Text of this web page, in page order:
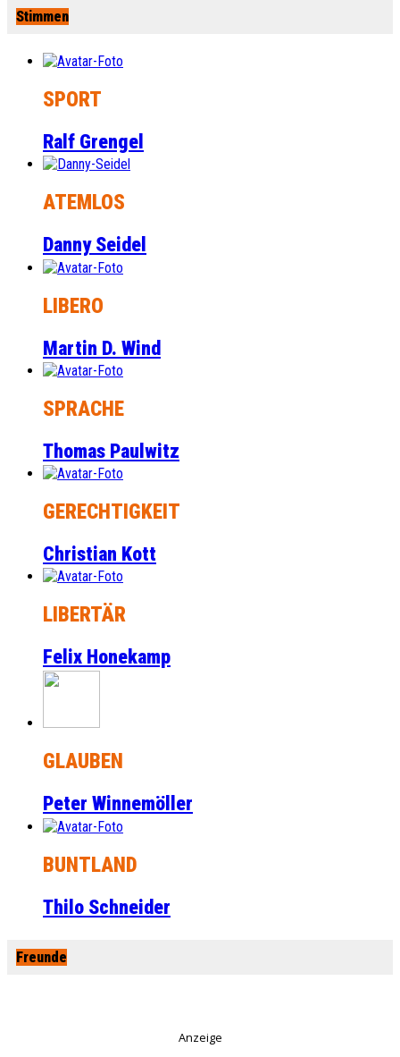
Stimmen
SPORT
Ralf Grengel
ATEMLOS
Danny Seidel
LIBERO
Martin D. Wind
SPRACHE
Thomas Paulwitz
GERECHTIGKEIT
Christian Kott
LIBERTÄR
Felix Honekamp
GLAUBEN
Peter Winnemöller
BUNTLAND
Thilo Schneider
Freunde
Anzeige